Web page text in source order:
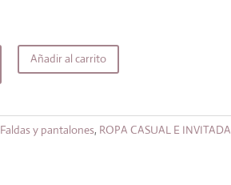
Añadir al carrito
Faldas y pantalones, ROPA CASUAL E INVITADA